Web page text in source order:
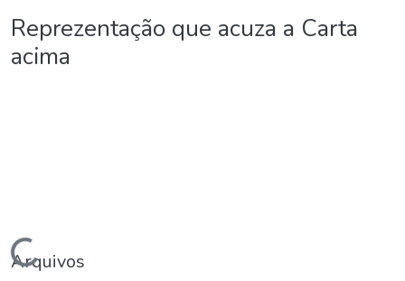
Estatísticas
Reprezentação que acuza a Carta
acima
Carregando...
Arquivos